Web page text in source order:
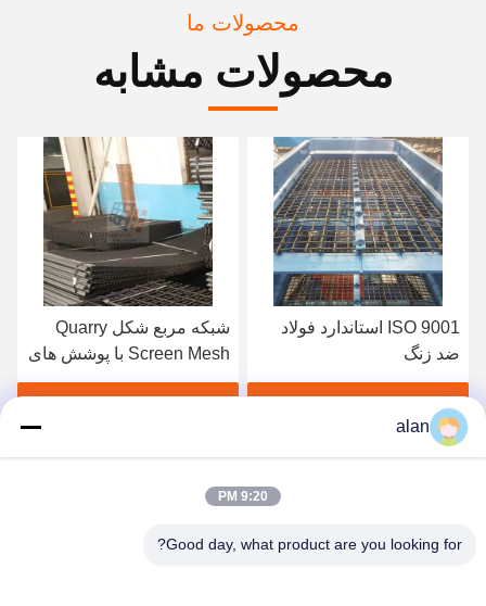
محصولات ما
محصولات مشابه
شبکه مربع شکل Quarry
قلاب ورق آهن گالوانیزه
1.2mmبهترین قیمت رو بدست بیار
پرده سنگ زنی با عملکرد بالا
دو نوع پارچه ای با پیچ و تاب
alan
9:20 PM
Good day, what product are you looking for?